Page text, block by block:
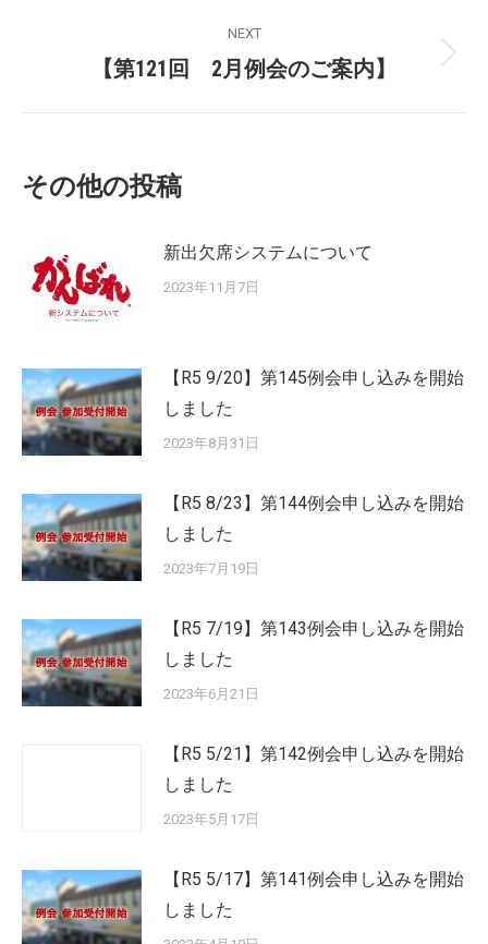
NEXT
【第121回 2月例会のご案内】
その他の投稿
新出欠席システムについて
2023年11月7日
【R5 9/20】第145例会申し込みを開始
しました
2023年8月31日
【R5 8/23】第144例会申し込みを開始
しました
2023年7月19日
【R5 7/19】第143例会申し込みを開始
しました
2023年6月21日
【R5 5/21】第142例会申し込みを開始
しました
2023年5月17日
【R5 5/17】第141例会申し込みを開始
しました